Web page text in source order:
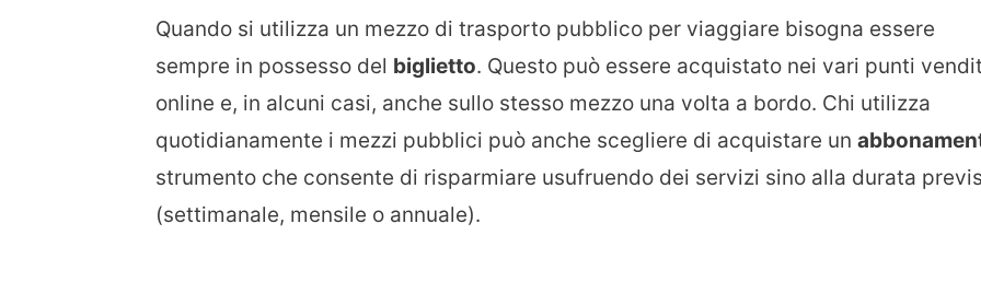
Quando si utilizza un mezzo di trasporto pubblico per viaggiare bisogna essere
sempre in possesso del biglietto. Questo può essere acquistato nei vari punti
online e, in alcuni casi, anche sullo stesso mezzo una volta a bordo. Chi utilizza
quotidianamente i mezzi pubblici può anche scegliere di acquistare un
strumento che consente di risparmiare usufruendo dei servizi sino alla durata
(settimanale, mensile o annuale).